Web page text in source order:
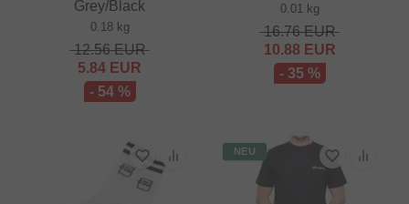
Grey/Black
0.18 kg
12.56EUR
5.84 EUR
- 54 %
0.01 kg
16.76EUR
10.88 EUR
- 35 %
NEU